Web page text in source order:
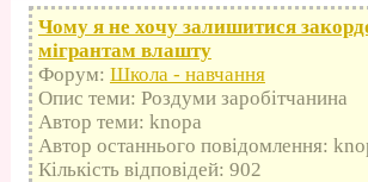
Чому я не хочу залишитися
мігрантам влашту
Форум: Школа - навчання
Опис теми: Роздуми заробітчанина
Автор теми: knopa
Автор останнього повідомлення:
Кількість відповідей: 902